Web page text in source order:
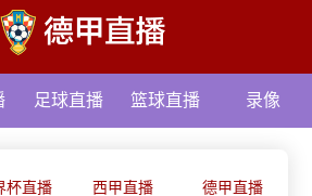
足球直播 篮球直播 录像
杯直播 西甲直播
德甲直播